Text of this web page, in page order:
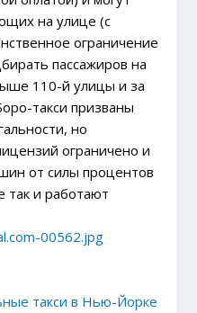
на улице (с
ограничение
пассажиров на
110-й улицы и за
такси призваны
но
ограничено и
от силы процентов
так и работают
такси в Нью-Йорке